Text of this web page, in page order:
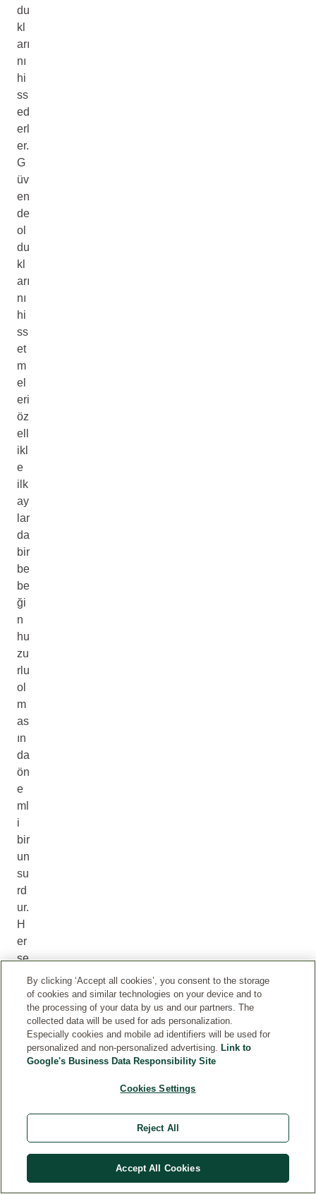
du
kl
arı
nı
hi
ss
ed
erl
er.
G
üv
en
de
ol
du
kl
arı
nı
hi
ss
et
m
el
eri
öz
ell
ikl
e
ilk
ay
lar
da
bir
be
be
ği
n
hu
zu
rlu
ol
m
as
ın
da
ön
e
ml
i
bir
un
su
rd
ur.
H
er
şe
yd
en
ön
ce
bu
du
us
By clicking ‘Accept all cookies’, you consent to the storage
of cookies and similar technologies on your device and to
the processing of your data by us and our partners. The
collected data will be used for ads personalization.
Especially cookies and mobile ad identifiers will be used for
personalized and non-personalized advertising. Link to
Google's Business Data Responsibility Site
Cookies Settings
Reject All
Accept All Cookies